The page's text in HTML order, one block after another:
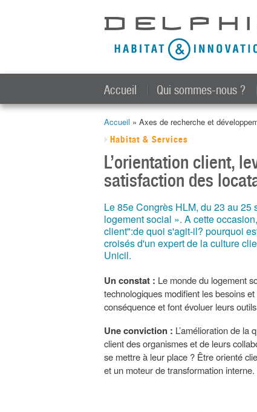
Accueil Qui sommes-nous ?
Vous êtes ici
Accueil » Axes de recherche et
Habitat & Services
L’orientation client,
satisfaction des
Le 85e Congrès HLM, du 23 au
logement social ». A cette
client":de quoi s'agit-il? pourquoi
croisés d'un expert de la culture
Unicil.
Un constat : Le monde du logement
technologiques modifient les besoins
conséquence et font évoluer leurs
Une conviction : L’amélioration de la
client des organismes et de leurs
se mettre à leur place ? Être orienté
et un moteur de transformation interne.